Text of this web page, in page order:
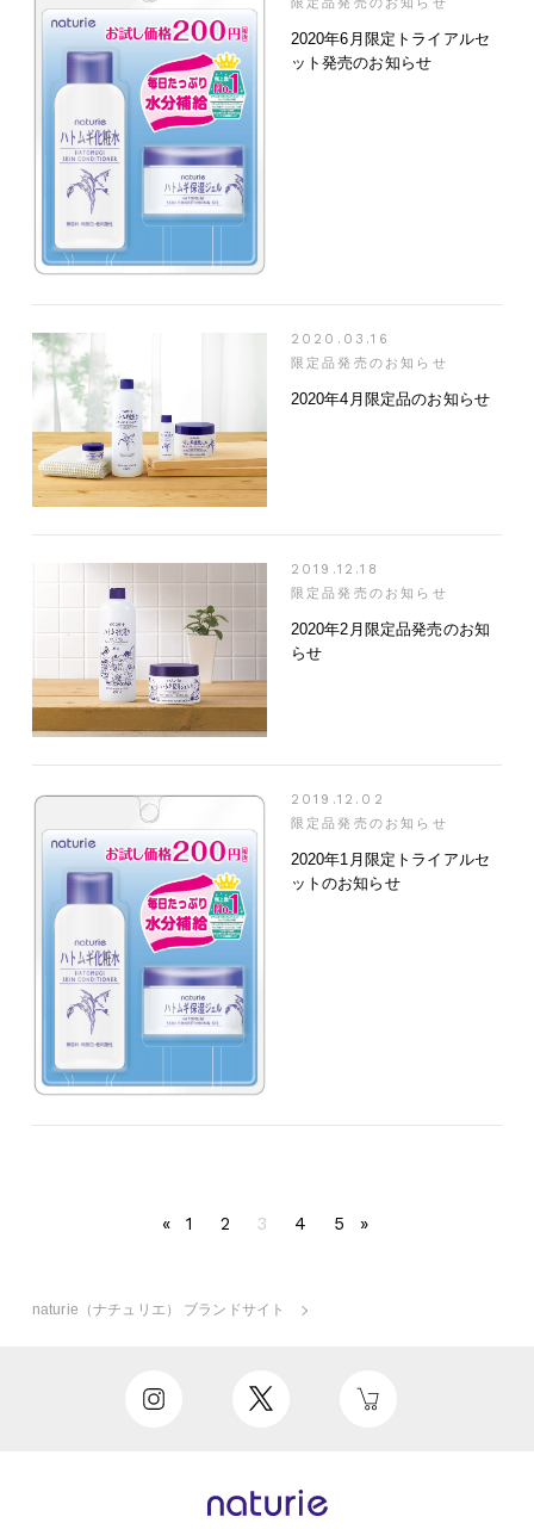
2020年6月限定トライアルセ
ット発売のお知らせ
2020.03.16
限定品発売のお知らせ
2020年4月限定品のお知らせ
2019.12.18
限定品発売のお知らせ
2020年2月限定品発売のお知
らせ
2019.12.02
限定品発売のお知らせ
2020年1月限定トライアルセ
ットのお知らせ
« 1 2 3 4 5 »
naturie（ナチュリエ） ブランドサイト